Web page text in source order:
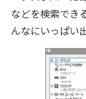
などを検索でき
んなにいっぱい